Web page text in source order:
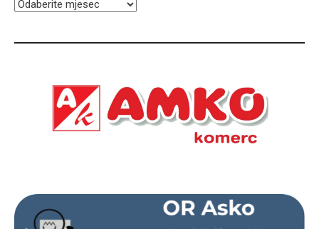
ARHIVA